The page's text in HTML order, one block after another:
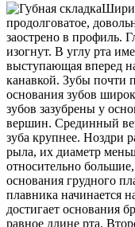
продолговатое,
заострено в профиль.
изогнут. В углу рта
выступающая вперед
канавкой. Зубы почти
основания зубов
зубов зазубрены у
вершин. Срединный
зуба крупнее. Ноздри
рыла, их диаметр
относительно
основания грудного
плавника начинается
достигает основания
равное длине рта.